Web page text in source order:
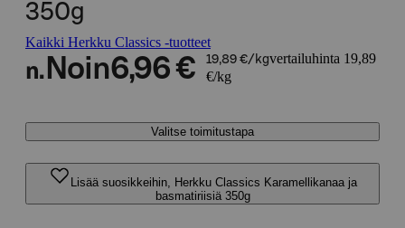
350g
Kaikki Herkku Classics -tuotteet
n. Noin6,96 € 19,89 €/kgvertailuhinta 19,89
€/kg
Valitse toimitustapa
Lisää suosikkeihin, Herkku Classics Karamellikanaa ja
basmatiriisiä 350g